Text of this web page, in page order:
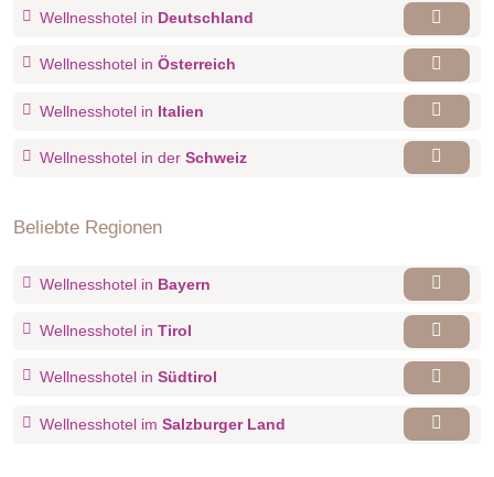
Wellnesshotel in Deutschland
Wellnesshotel in Österreich
Wellnesshotel in Italien
Wellnesshotel in der Schweiz
Beliebte Regionen
Wellnesshotel in Bayern
Wellnesshotel in Tirol
Wellnesshotel in Südtirol
Wellnesshotel im Salzburger Land